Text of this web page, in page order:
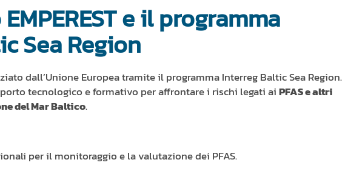
e il programma
Sea Region
dall’Unione Europea tramite il programma Interreg Baltic Sea Region.
tecnologico e formativo per affrontare i rischi legati aiPFAS e altri
del Mar Baltico.
per il monitoraggio e la valutazione dei PFAS.